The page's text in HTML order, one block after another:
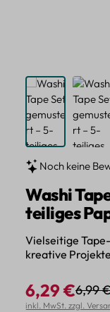
Noch keine
Washi
teiliges
Vielseitige
kreative
Verkaufspreis:
6,29 €6,99
inkl. MwSt. zzgl.